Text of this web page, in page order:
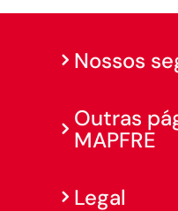
Nossos
Outras
MAPFRE
Legal